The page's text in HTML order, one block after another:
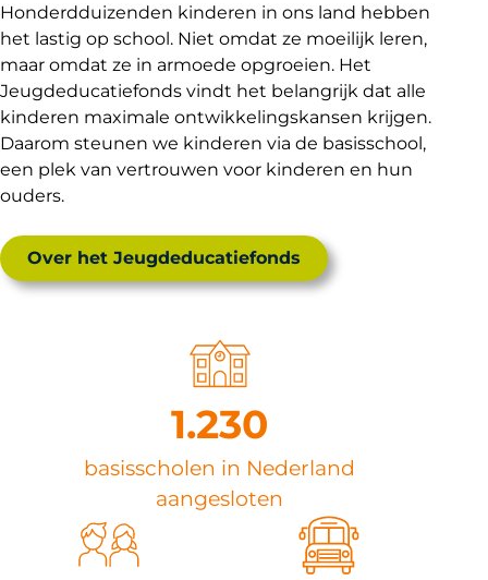
Honderdduizenden kinderen in ons land hebben
het lastig op school. Niet omdat ze moeilijk leren,
maar omdat ze in armoede opgroeien. Het
Jeugdeducatiefonds vindt het belangrijk dat alle
kinderen maximale ontwikkelingskansen krijgen.
Daarom steunen we kinderen via de basisschool,
een plek van vertrouwen voor kinderen en hun
ouders.
Over het Jeugdeducatiefonds
1.230
basisscholen in Nederland
aangesloten